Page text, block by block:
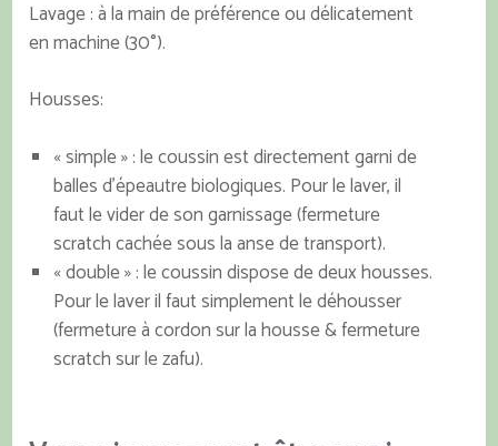
Lavage : à la main de préférence ou délicatement
en machine (30°).
Housses:
« simple » : le coussin est directement garni de
balles d’épeautre biologiques. Pour le laver, il
faut le vider de son garnissage (fermeture
scratch cachée sous la anse de transport).
« double » : le coussin dispose de deux housses.
Pour le laver il faut simplement le déhousser
(fermeture à cordon sur la housse & fermeture
scratch sur le zafu).